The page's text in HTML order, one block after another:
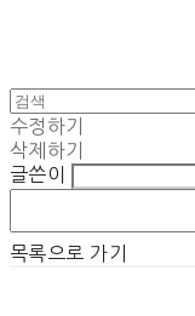
수정하기
삭제하기
글쓴이
목록으로 가기